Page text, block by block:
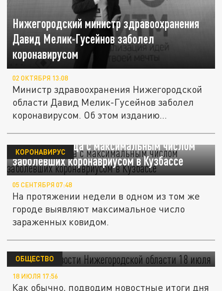
Нижегородский министр здравоохранения
Давид Мелик-Гусейнов заболел
коронавирусом
02 ОКТЯБРЯ 13:08
Министр здравоохранения Нижегородской
области Давид Мелик-Гусейнов заболел
коронавирусом. Об этом изданию...
Названы города с максимальным числом
заболевших коронавриусом в Кузбассе
КОРОНАВИРУС
05 СЕНТЯБРЯ 07:48
На протяжении недели в одном из том же
городе выявляют максимальное число
зараженных ковидом.
Главные новости Нижегородской области
18 июля
ОБЩЕСТВО
18 ИЮЛЯ 17:56
Как обычно, подводим новостные итоги дня